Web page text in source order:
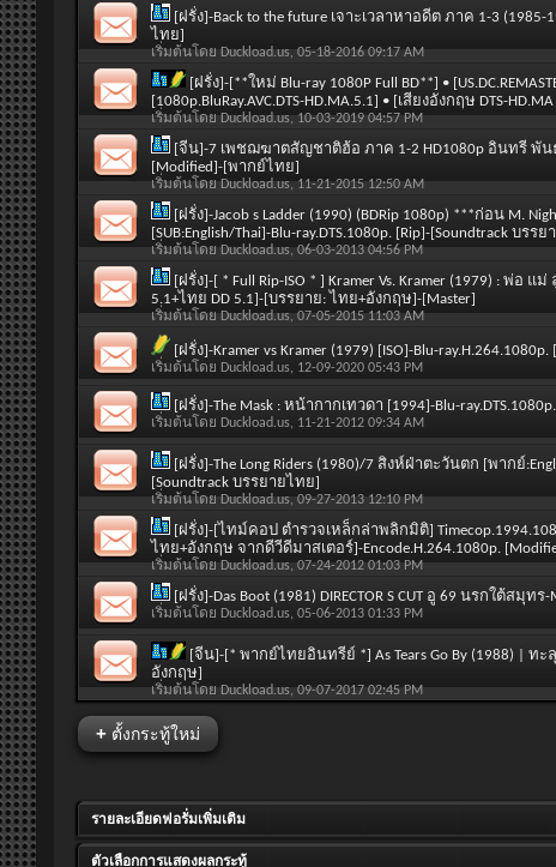
[ฝรั่ง]-Back to the future เจาะเวลาหาอดีต ภาค 1-3 (1985-
ไทย]
เริ่มต้นโดย Duckload.us, 05-18-2016 09:17 AM
[ฝรั่ง]-[**ใหม่ Blu-ray 1080P Full BD**] •
[1080p.BluRay.AVC.DTS-HD.MA.5.1] • [เสียงอังกฤษ DTS-
เริ่มต้นโดย Duckload.us, 10-03-2019 04:57 PM
[จีน]-7 เพชฌฆาตสัญชาติฮ้อ ภาค 1-2 HD1080p อินทรี พันธมิ
[Modified]-[พากย์ไทย]
เริ่มต้นโดย Duckload.us, 11-21-2015 12:50 AM
[ฝรั่ง]-Jacob s Ladder (1990) (BDRip 1080p) ***ก่อน M.
[SUB:English/Thai]-Blu-ray.DTS.1080p. [Rip]-[Soundtrack บรร
เริ่มต้นโดย Duckload.us, 06-03-2013 04:56 PM
[ฝรั่ง]-[ * Full Rip-ISO * ] Kramer Vs. Kramer (1979) : พ่อ แ
5.1+ไทย DD 5.1]-[บรรยาย: ไทย+อังกฤษ]-[Master]
เริ่มต้นโดย Duckload.us, 07-05-2015 11:03 AM
[ฝรั่ง]-Kramer vs Kramer (1979) [ISO]-Blu-
เริ่มต้นโดย Duckload.us, 12-09-2020 05:43 PM
[ฝรั่ง]-The Mask : หน้ากากเทวดา [1994]-Blu-
เริ่มต้นโดย Duckload.us, 11-21-2012 09:34 AM
[ฝรั่ง]-The Long Riders (1980)/7 สิงห์ฝ่าตะวันตก [พากย์
[Soundtrack บรรยายไทย]
เริ่มต้นโดย Duckload.us, 09-27-2013 12:10 PM
[ฝรั่ง]-[ไทม์คอป ตำรวจเหล็กล่าพลิกมิติ]
ไทย+อังกฤษ จากดีวีดีมาสเตอร์]-Encode.H.264.1080p.
เริ่มต้นโดย Duckload.us, 07-24-2012 01:03 PM
[ฝรั่ง]-Das Boot (1981) DIRECTOR S CUT อู 69 นรกใต้สมุ
เริ่มต้นโดย Duckload.us, 05-06-2013 01:33 PM
[จีน]-[* พากย์ไทยอินทรีย์ *] As Tears Go By (1988) | ท
อังกฤษ]
เริ่มต้นโดย Duckload.us, 09-07-2017 02:45 PM
+ ตั้งกระทู้ใหม่
รายละเอียดฟอรั่มเพิ่มเติม
ตัวเลือกการแสดงผลกระทู้